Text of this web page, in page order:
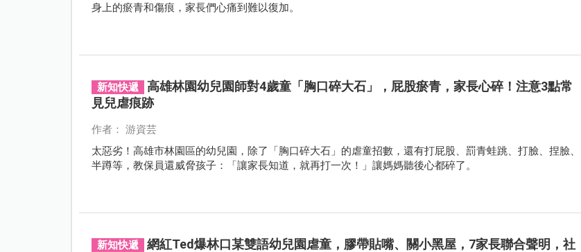
身上的瘀青和傷痕，家長們心痛到難以復加。
新知快遞
高雄林園幼兒園師對4歲童「胸口碎大石」，屁股瘀青，家長心碎！注意3點常
見兒虐痕跡
作者： 游資芸
太惡劣！高雄市林園區的幼兒園，除了「胸口碎大石」的虐童招數，還有打屁股、罰青蛙跳、打臉、捏臉、
半蹲等，教保員還威脅孩子：「讓家長知道，就再打一次！」讓媽媽聽後心都碎了。
新知快遞
網紅Ted爆林口某雙語幼兒園虐童，膠帶貼嘴、關小黑屋，7家長聯合聲明，社